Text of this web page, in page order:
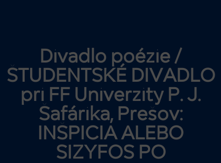
Divadlo poézie /
ŠTUDENTSKÉ DIVADLO
pri FF Univerzity P. J.
Šafárika, Prešov:
INŠPICIA ALEBO
SIZYFOS PO